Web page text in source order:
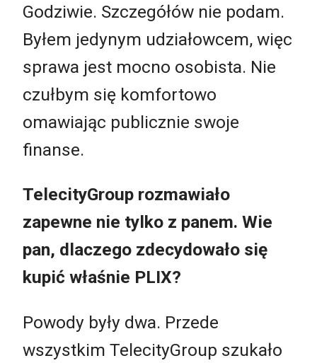
Godziwie. Szczegółów nie podam.
Byłem jedynym udziałowcem, więc
sprawa jest mocno osobista. Nie
czułbym się komfortowo
omawiając publicznie swoje
finanse.
TelecityGroup rozmawiało
zapewne nie tylko z panem. Wie
pan, dlaczego zdecydowało się
kupić właśnie PLIX?
Powody były dwa. Przede
wszystkim TelecityGroup szukało